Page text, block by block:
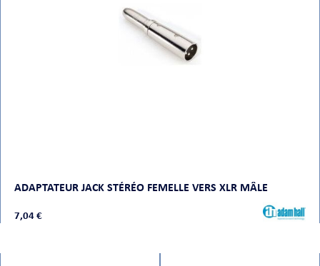
ADAPTATEUR JACK STÉRÉO FEMELLE VERS XLR MÂLE
7,04 €